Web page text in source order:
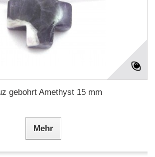
gebohrt Amethyst 15 mm
Mehr